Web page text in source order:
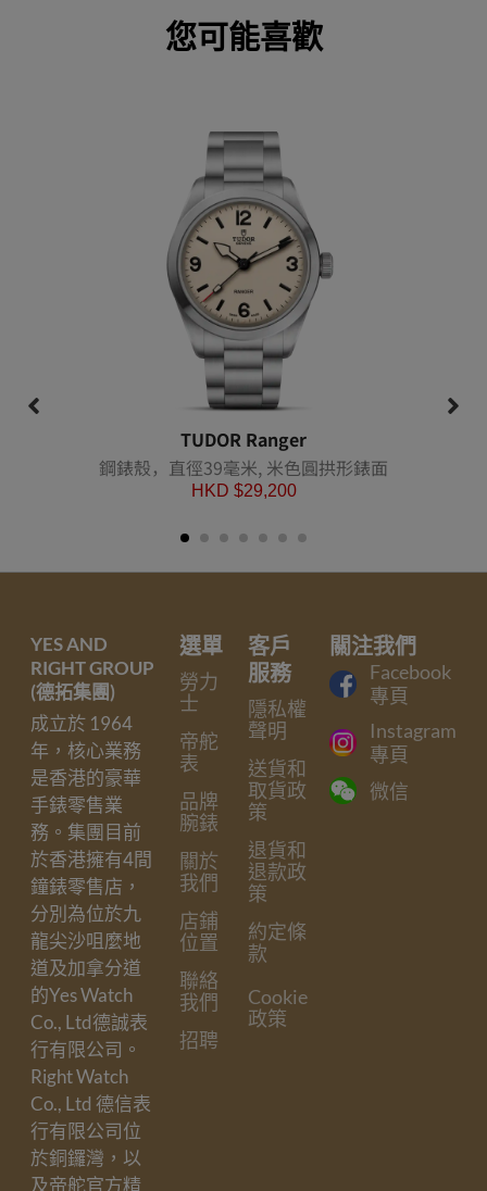
您可能喜歡
TUDOR Ranger
鋼錶殼，直徑39毫米, 米色圓拱形錶面
HKD $29,200
選單
勞力
士
帝舵
表
品牌
腕錶
關於
我們
店鋪
位置
聯絡
我們
招聘
客戶
服務
隱私權
聲明
送貨和
取貨政
策
退貨和
退款政
策
約定條
款
Cookie
政策
關注我們
Facebook
專頁
Instagram
專頁
微信
YES AND
RIGHT GROUP
(德拓集團)
成立於 1964
年，核心業務
是香港的豪華
手錶零售業
務。集團目前
於香港擁有4間
鐘錶零售店，
分別為位於九
龍尖沙咀麼地
道及加拿分道
的Yes Watch
Co., Ltd德誠表
行有限公司。
Right Watch
Co., Ltd 德信表
行有限公司位
於銅鑼灣，以
及帝舵官方精